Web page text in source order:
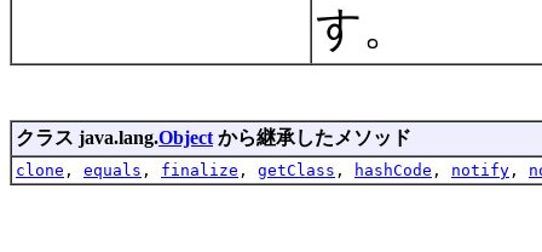
す。
クラス java.lang.Object から継承したメソッド
clone , equals , finalize , getClass , hashCode , notify ,